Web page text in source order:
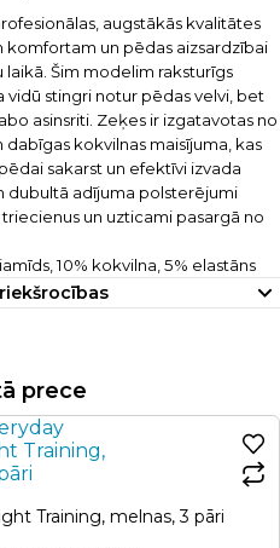
augstākās kvalitātes
komfortam un pēdas aizsardzībai
Šim modelim raksturīgs
vidū stingri notur pēdas velvi, bet
asinsriti. Zeķes ir izgatavotas no
kokvilnas maisījuma, kas
sakarst un efektīvi izvada
dubultā adījuma polsterējumi
un uzticami pasargā no
10% kokvilna, 5% elastāns
prece
Training, melnas, 3 pāri